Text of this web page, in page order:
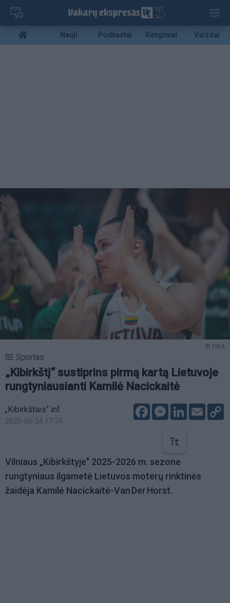
Pereiti
pagrindinį
turinį
Mobile
menu
Nauji Podkastai Renginiai Vaizdai
© FIBA
Sportas
„Kibirkštį“ sustiprins pirmą kartą Lietuvoje
rungtyniausianti Kamilė Nacickaitė
„Kibirkšties“ inf.
2025-06-24 17:34
FacebookMessenger
LinkedIn
Email
Vilniaus „Kibirkštyje" 2025-2026 m. sezone
rungtyniaus ilgametė Lietuvos moterų rinktinės
žaidėja Kamilė Nacickaitė-Van Der Horst.